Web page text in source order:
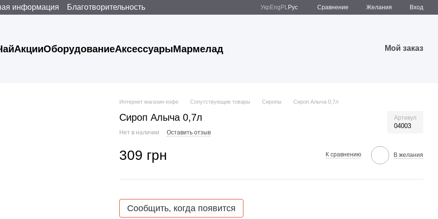
информация
Благотворительность
Укр Eng PLРус Сравнение Желания Вход
АкцииОборудованиеАксессуарыМармелад Мой заказ
Интернет магазин кофе Сопутствующие товары Сиропы Сироп Алыча 0,7л
Сироп Алыча 0,7л Артикул
04003
Нет в наличии Оставить отзыв
309 грн К сравнению В желания
Сообщить, когда появится